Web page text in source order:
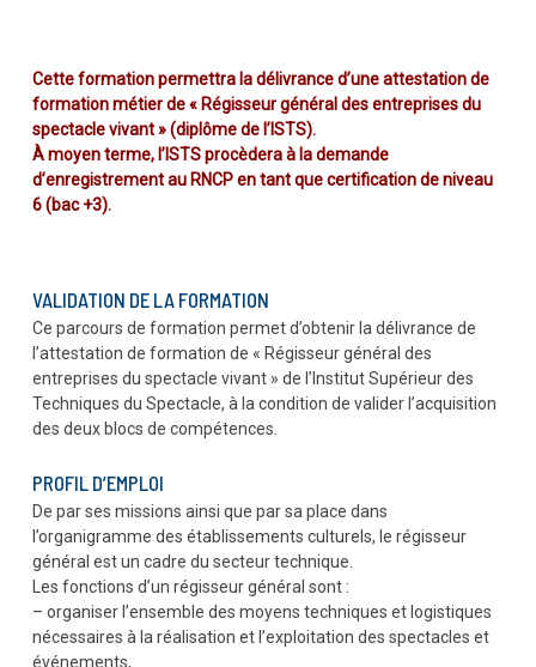
Cette formation permettra la délivrance d’une attestation de
formation métier de « Régisseur général des entreprises du
spectacle vivant » (diplôme de l’ISTS).
À moyen terme, l’ISTS procèdera à la demande
d’enregistrement au RNCP en tant que certification de niveau
6 (bac +3).
VALIDATION DE LA FORMATION
Ce parcours de formation permet d’obtenir la délivrance de
l’attestation de formation de « Régisseur général des
entreprises du spectacle vivant » de l’Institut Supérieur des
Techniques du Spectacle, à la condition de valider l’acquisition
des deux blocs de compétences.
PROFIL D’EMPLOI
De par ses missions ainsi que par sa place dans
l’organigramme des établissements culturels, le régisseur
général est un cadre du secteur technique.
Les fonctions d’un régisseur général sont :
– organiser l’ensemble des moyens techniques et logistiques
nécessaires à la réalisation et l’exploitation des spectacles et
événements,